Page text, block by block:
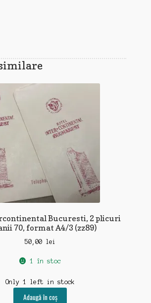
Bucuresti, 2 plicuri
70, format A4/3 (zz89)
50,00 lei
1 în stoc
Only 1 left in stock
Adaugă în coș